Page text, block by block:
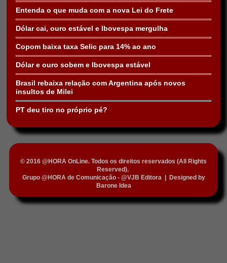
Entenda o que muda com a nova Lei do Frete
Dólar cai, ouro estável e Ibovespa mergulha
Copom baixa taxa Selic para 14% ao ano
Dólar e ouro sobem e Ibovespa estável
Brasil rebaixa relação com Argentina após novos
insultos de Milei
PT deu tiro no próprio pé?
© 2016 @HORA OnLine. Todos os direitos reservados (All Rights
Reserved).
Grupo @HORA de Comunicação - @VJB Editora|
Designed by
Barone Idea